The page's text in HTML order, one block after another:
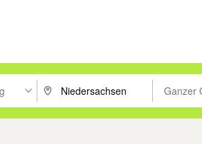
Vorschläge mit den Pfeiltasten nach
PLZ oder Ort eingeben. Ganzer
Suche im